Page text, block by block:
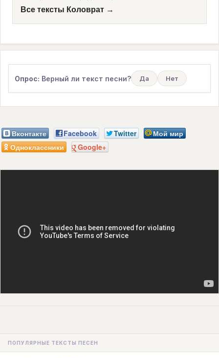
Все тексты Коловрат →
Опрос: Верный ли текст песни? Да Нет
Вконтакте Facebook Twitter
Мой мир
Одноклассники
Google+
ПОПУЛЯРНЫЕ ТЕКСТЫ ПЕСЕН